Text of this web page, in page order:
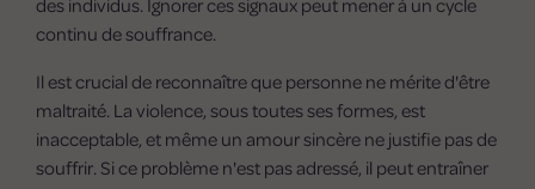
des individus. Ignorer ces signaux peut mener à un cycle
continu de souffrance.
Il est crucial de reconnaître que personne ne mérite d'être
maltraité. La violence, sous toutes ses formes, est
inacceptable, et même un amour sincère ne justifie pas de
souffrir. Si ce problème n'est pas adressé, il peut entraîner